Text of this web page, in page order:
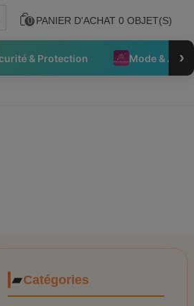
0 PANIER D'ACHAT 0 OBJET(S)
& Protection Mode & ›
Catégories